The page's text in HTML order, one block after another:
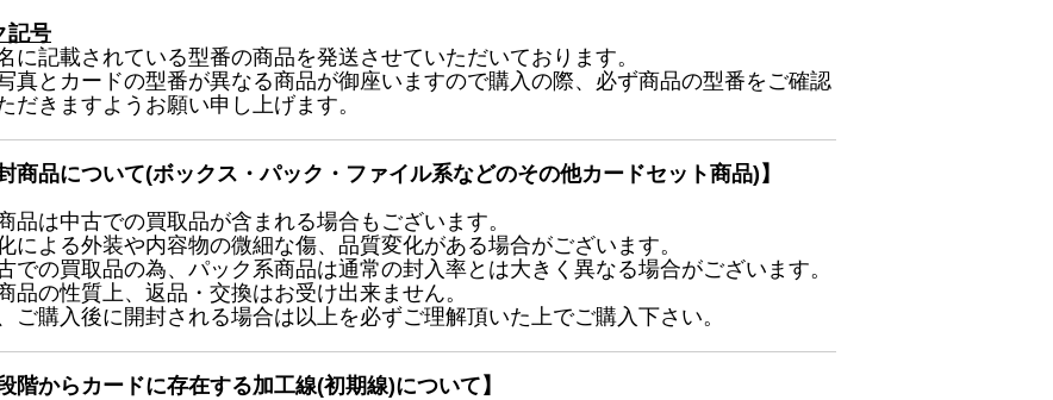
記号
に記載されている型番の商品を発送させていただいております。
真とカードの型番が異なる商品が御座いますので購入の際、必ず商品の型番をご確認
だきますようお願い申し上げます。
封商品について(ボックス・パック・ファイル系などのその他カードセット商品)】
品は中古での買取品が含まれる場合もございます。
による外装や内容物の微細な傷、品質変化がある場合がございます。
での買取品の為、パック系商品は通常の封入率とは大きく異なる場合がございます。
品の性質上、返品・交換はお受け出来ません。
ご購入後に開封される場合は以上を必ずご理解頂いた上でご購入下さい。
階からカードに存在する加工線(初期線)について】